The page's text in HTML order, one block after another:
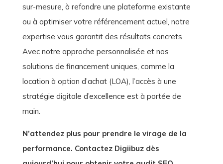
sur-mesure, à refondre une plateforme existante
ou à optimiser votre référencement actuel, notre
expertise vous garantit des résultats concrets.
Avec notre approche personnalisée et nos
solutions de financement uniques, comme la
location à option d’achat (LOA), l’accès à une
stratégie digitale d’excellence est à portée de
main.
N’attendez plus pour prendre le virage de la
performance. Contactez Digiibuz dès